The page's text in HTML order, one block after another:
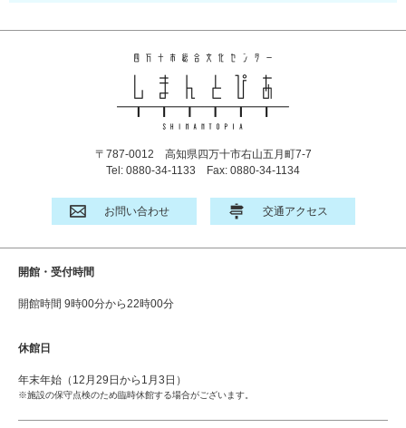
〒787-0012
高知県四万十市右山五月町7-7
Tel: 0880-34-1133
Fax: 0880-34-1134
お問い合わせ 交通アクセス
開館・受付時間
開館時間 9時00分から22時00分
休館日
年末年始（12月29日から1月3日）
※施設の保守点検のため臨時休館する場合がございます。